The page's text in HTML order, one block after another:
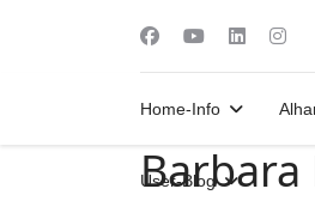
Home-Info
User-Blog
Barbara